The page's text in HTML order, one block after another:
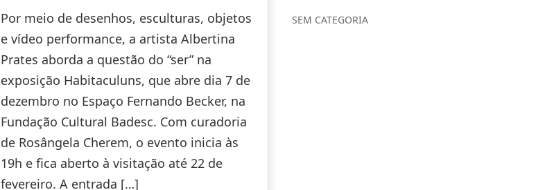
Por meio de desenhos, esculturas, objetos
e vídeo performance, a artista Albertina
Prates aborda a questão do “ser” na
exposição Habitaculuns, que abre dia 7 de
dezembro no Espaço Fernando Becker, na
Fundação Cultural Badesc. Com curadoria
de Rosângela Cherem, o evento inicia às
19h e fica aberto à visitação até 22 de
fevereiro. A entrada […]
SEM CATEGORIA